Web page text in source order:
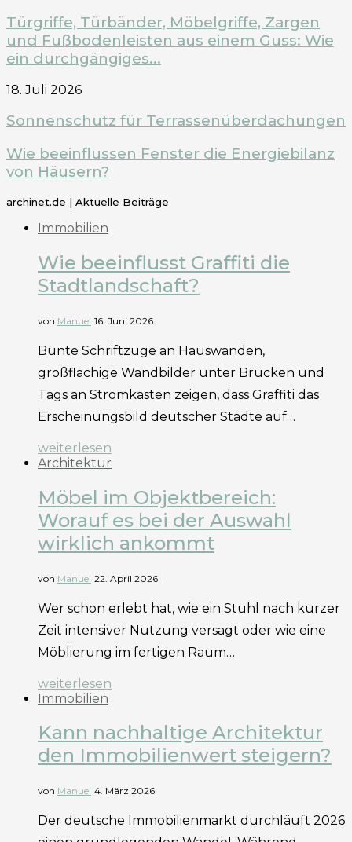
Türgriffe, Türbänder, Möbelgriffe, Zargen
und Fußbodenleisten aus einem Guss: Wie
ein durchgängiges...
18. Juli 2026
Sonnenschutz für Terrassenüberdachungen
Wie beeinflussen Fenster die Energiebilanz
von Häusern?
archinet.de | Aktuelle Beiträge
Immobilien
Wie beeinflusst Graffiti die
Stadtlandschaft?
von Manuel 16. Juni 2026
Bunte Schriftzüge an Hauswänden,
großflächige Wandbilder unter Brücken und
Tags an Stromkästen zeigen, dass Graffiti das
Erscheinungsbild deutscher Städte auf…
weiterlesen
Architektur
Möbel im Objektbereich:
Worauf es bei der Auswahl
wirklich ankommt
von Manuel 22. April 2026
Wer schon erlebt hat, wie ein Stuhl nach kurzer
Zeit intensiver Nutzung versagt oder wie eine
Möblierung im fertigen Raum…
weiterlesen
Immobilien
Kann nachhaltige Architektur
den Immobilienwert steigern?
von Manuel 4. März 2026
Der deutsche Immobilienmarkt durchläuft 2026